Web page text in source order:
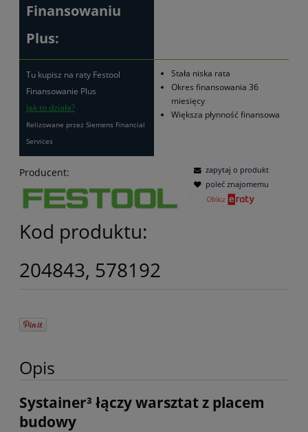
Finansowaniu
Plus:
Tu kupisz na raty Festool
Finansowanie Plus
Jak to działa?
Relizowane przez Siemens Financial
Services
Stała niska rata
Okres finansowania 36
miesięcy
Większa płynność finansowa
Producent:
Kod produktu:
204843, 578192
zapytaj o produkt
poleć znajomemu
Opis
Systainer³ łączy warsztat z placem
budowy